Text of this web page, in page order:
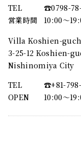
TEL
☎︎0798-
営業時間
10:00～
Villa Koshien-
3-25-12 Koshien-
Nishinomiya
TEL
☎︎+81-
OPEN
10:00〜